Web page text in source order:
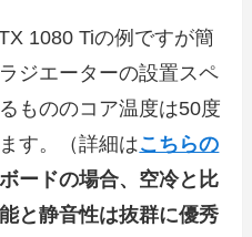
1080 Tiの例ですが簡
ジエーターの設置スペ
もののコア温度は50度
す。（詳細はこちらの
ードの場合、空冷と比
と静音性は抜群に優秀